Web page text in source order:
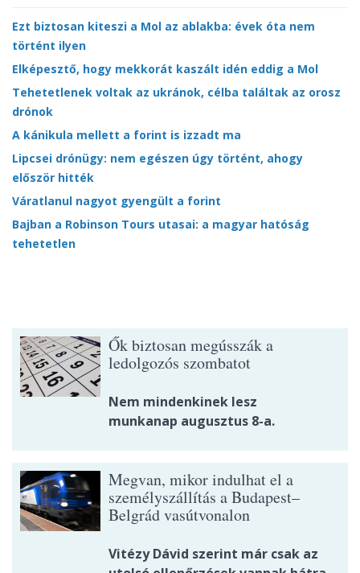
Ezt biztosan kiteszi a Mol az ablakba: évek óta nem
történt ilyen
Elképesztő, hogy mekkorát kaszált idén eddig a Mol
Tehetetlenek voltak az ukránok, célba találtak az orosz
drónok
A kánikula mellett a forint is izzadt ma
Lipcsei drónügy: nem egészen úgy történt, ahogy
először hitték
Váratlanul nagyot gyengült a forint
Bajban a Robinson Tours utasai: a magyar hatóság
tehetetlen
Ők biztosan megússzák a
ledolgozós szombatot
Nem mindenkinek lesz
munkanap augusztus 8-a.
Megvan, mikor indulhat el a
személyszállítás a Budapest–
Belgrád vasútvonalon
Vitézy Dávid szerint már csak az